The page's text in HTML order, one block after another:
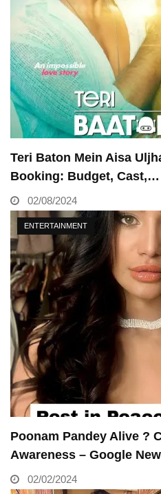
Teri Baton Mein Aisa
Booking: Budget, Cast,…
02/08/2024
ENTERTAINMENT
Poonam Pandey Alive ?
Awareness – Google
02/02/2024